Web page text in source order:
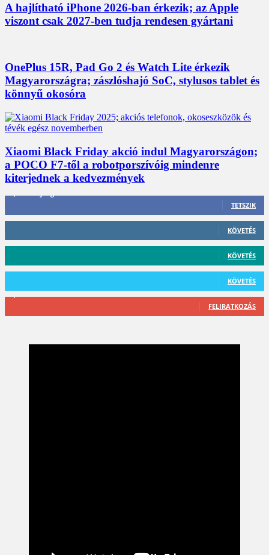
A hajlítható iPhone 2026-ban érkezik; az Apple
viszont csak 2027-ben tudja rendesen gyártani
OnePlus 15R, Pad Go 2 és Watch Lite érkezik
Magyarországra; zászlóshajó SoC, stylusos tablet és
könnyű okosóra
Xiaomi Black Friday akció indul Magyarországon;
a POCO F7-től a robotporszívóig mindenre
kiterjednek a kedvezmények
TETSZIK
KÖVETÉS
KÖVETÉS
KÖVETÉS
FELIRATKOZÁS